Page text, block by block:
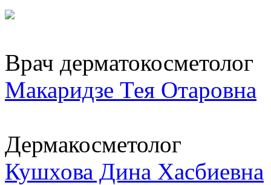
Врач дерматокосметолог
Макаридзе Тея Отаровна
Дермакосметолог
Кушхова Дина Хасбиевна